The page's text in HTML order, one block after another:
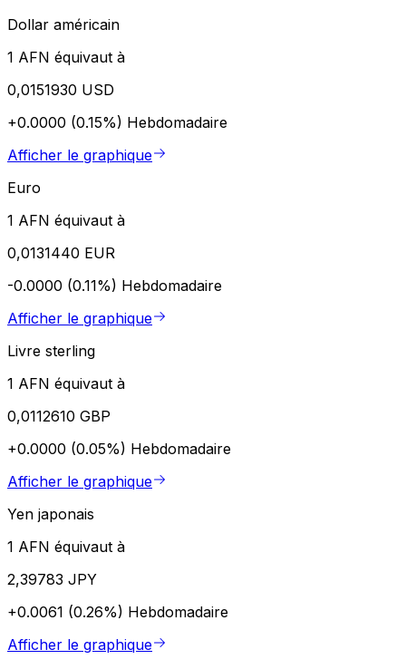
Dollar américain
1 AFN équivaut à
0,0151930 USD
+0.0000 (0.15%) Hebdomadaire
Afficher le graphique
Euro
1 AFN équivaut à
0,0131440 EUR
-0.0000 (0.11%) Hebdomadaire
Afficher le graphique
Livre sterling
1 AFN équivaut à
0,0112610 GBP
+0.0000 (0.05%) Hebdomadaire
Afficher le graphique
Yen japonais
1 AFN équivaut à
2,39783 JPY
+0.0061 (0.26%) Hebdomadaire
Afficher le graphique